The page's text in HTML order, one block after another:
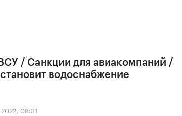
/ Санкции для авиакомпаний /
водоснабжение
08:31